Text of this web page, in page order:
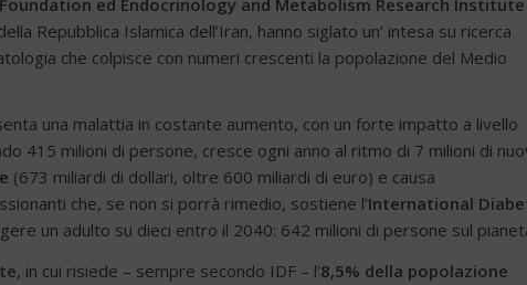
Repubblica Islamica dell’Iran, hanno siglato un’ intesa su ricerca
che colpisce con numeri crescenti la popolazione del Medio
una malattia in costante aumento, con un forte impatto a livello
415 milioni di persone, cresce ogni anno al ritmo di 7 milioni di
(673 miliardi di dollari, oltre 600 miliardi di euro) e causa
che, se non si porrà rimedio, sostiene l’International
un adulto su dieci entro il 2040: 642 milioni di persone sul
, in cui risiede – sempre secondo IDF – l’8,5% della popolazione